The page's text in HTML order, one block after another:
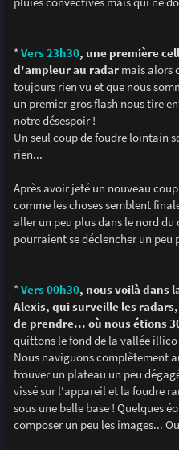
*Vers 23h30, une première
d'ampleur au radarmais alors
toujours rien vu et que nous
un premier gros flash nous tire
notre désespoir !
Un seul coup de foudre lointain
rien...
Après avoir jeté un nouveau
comme les choses semblent
aller un peu plus dans le nord
pourraient se déclencher un peu
*Vers 00h30, nous voilà dans
Alexis, qui surveille les
de prendre... où nous étions
quittons le fond de la vallée
Nous naviguons complètement
trouver un plateau un peu
vissé sur l'appareil et la foudre
sous une belle base ! Quelques
composer un peu les images...